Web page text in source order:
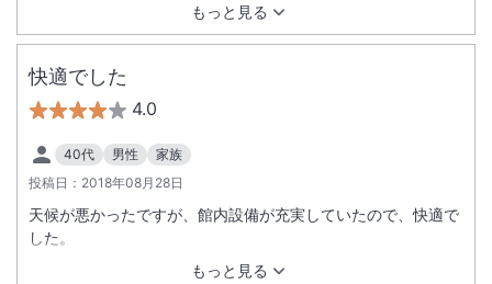
もっと見る
快適でした
4.0
40代 男性
家族
投稿日： 2018年08月28日
もっと見る
天候が悪かったですが、館内設備が充実していたので、快適で
した。